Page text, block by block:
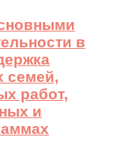
в
семей,
работ,
и